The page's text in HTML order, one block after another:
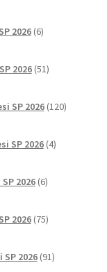
2026 6izdelkov
2026 51izdelkov
SP 2026 120izdelkov
SP 2026 4izdelki
2026 6izdelkov
2026 75izdelkov
2026 91izdelkov